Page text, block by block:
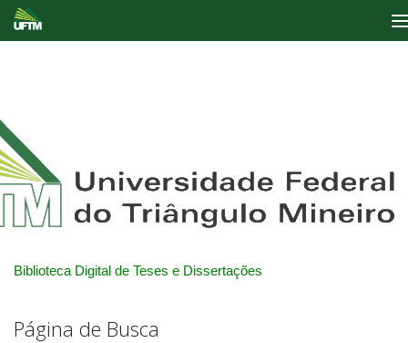
Biblioteca Digital de Teses e Dissertações
Página de Busca